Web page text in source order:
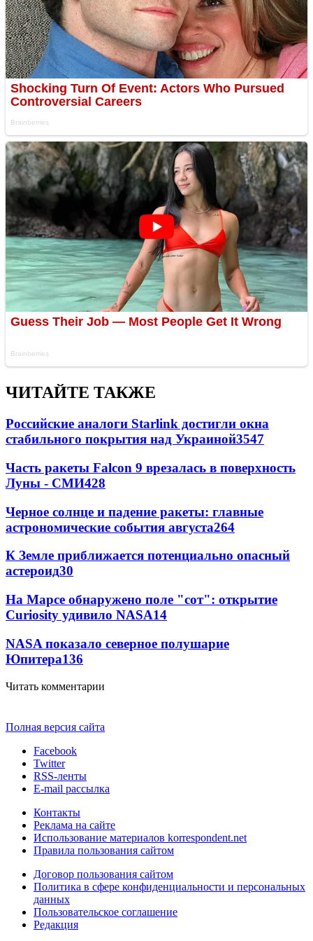
ЧИТАЙТЕ ТАКЖЕ
Российские аналоги Starlink достигли окна
стабильного покрытия над Украиной3547
Часть ракеты Falcon 9 врезалась в поверхность
Луны - СМИ428
Черное солнце и падение ракеты: главные
астрономические события августа264
К Земле приближается потенциально опасный
астероид30
На Марсе обнаружено поле "сот": открытие
Curiosity удивило NASA14
NASA показало северное полушарие
Юпитера136
Читать комментарии
Полная версия сайта
Facebook
Twitter
RSS-ленты
E-mail рассылка
Контакты
Реклама на сайте
Использование материалов korrespondent.net
Правила пользования сайтом
Договор пользования сайтом
Политика в сфере конфиденциальности и персональных
данных
Пользовательское соглашение
Редакция